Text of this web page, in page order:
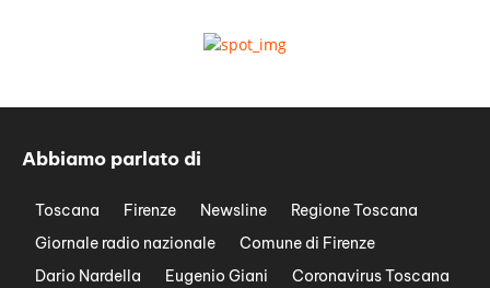
Abbiamo parlato di
Toscana Firenze Newsline
Regione Toscana
Giornale radio nazionale
Comune di Firenze
Dario Nardella
Eugenio Giani
Coronavirus Toscana